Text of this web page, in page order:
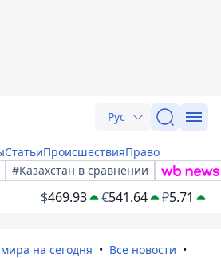
Рус
СтатьиПроисшествияПраво
#Казахстан в сравнении
$469.93 €541.64 ₽5.71
на сегодня
Все новости